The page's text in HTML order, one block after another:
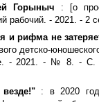
Горыныч : [о
рабочий. - 2021. - 2
и рифма не
детско-
2021. - № 8. - С.
: в 2020